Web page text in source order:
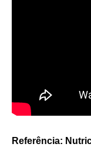
Referência: